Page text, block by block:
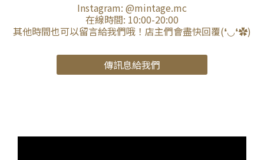
Instagram: @mintage.mc
在線時間: 10:00-20:00
其他時間也可以留言給我們哦！店主們會盡快回覆(❛◡❛✿)
傳訊息給我們